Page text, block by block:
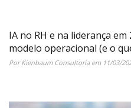
IA no RH e na liderança
modelo operacional (e o
Por Kienbaum Consultoria em 11/03/